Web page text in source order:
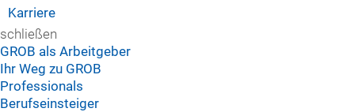
Karriere
schließen
GROB als Arbeitgeber
Ihr Weg zu GROB
Professionals
Berufseinsteiger